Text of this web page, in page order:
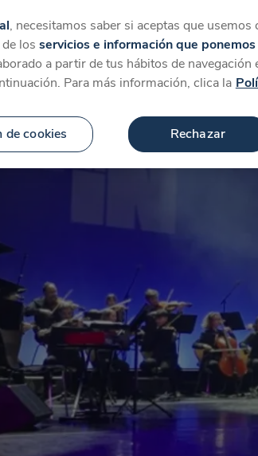
Favoritos Más
, necesitamos saber si aceptas que
los servicios e información que
a partir de tus hábitos de navegación
Para más información, clica la
de cookies Rechazar